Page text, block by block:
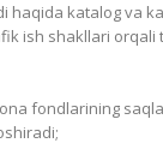
haqida katalog va
ish shakllari orqali
fondlarining